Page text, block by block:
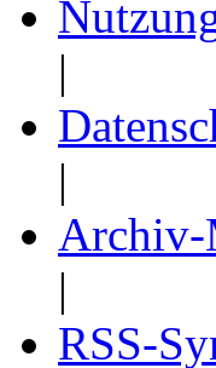
|
|
Archiv-
|
RSS-